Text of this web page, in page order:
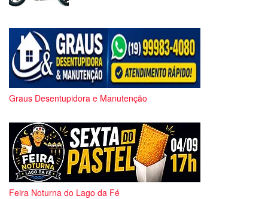
Graus Desentupidora e Manutenção
Feira Noturna do Lago da Fé